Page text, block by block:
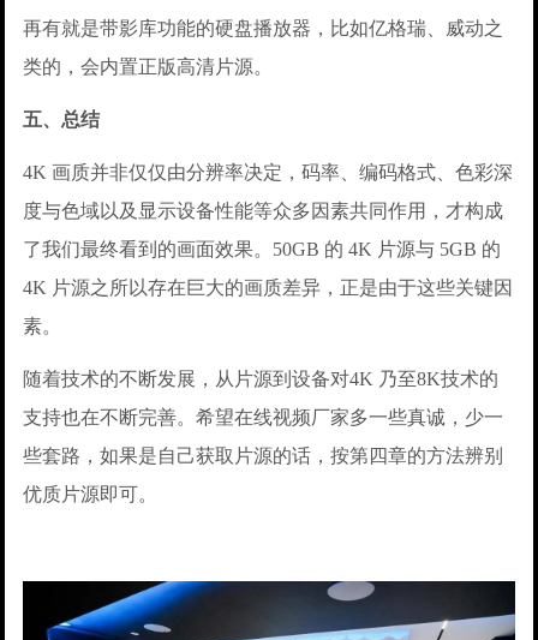
再有就是带影库功能的硬盘播放器，比如亿格瑞、威动之
类的，会内置正版高清片源。
五、总结
4K 画质并非仅仅由分辨率决定，码率、编码格式、色彩深
度与色域以及显示设备性能等众多因素共同作用，才构成
了我们最终看到的画面效果。50GB 的 4K 片源与 5GB 的
4K 片源之所以存在巨大的画质差异，正是由于这些关键因
素。
随着技术的不断发展，从片源到设备对4K 乃至8K技术的
支持也在不断完善。希望在线视频厂家多一些真诚，少一
些套路，如果是自己获取片源的话，按第四章的方法辨别
优质片源即可。